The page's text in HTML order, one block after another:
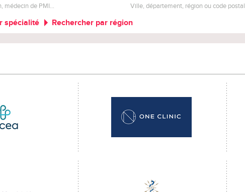
médecin de PMI… Ville, département, région ou code postal
spécialité Rechercher par région